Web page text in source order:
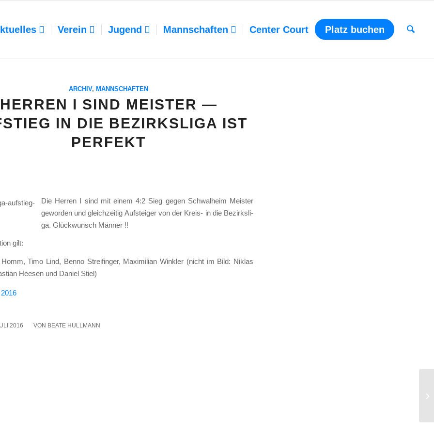
Verein Jugend Mannschaften Center Court Platz buchen
ARCHIV, MANNSCHAFTEN
HERREN I SIND MEISTER —
IN DIE BEZIRKSLIGA IST
PERFEKT
Die Her­ren I sind mit einem 4:2 Sieg gegen Schwal­heim Meis­ter
gewor­den und gleich­zei­tig Auf­stei­ger von der Kreis- in die Bezirks­li­
ga. Glück­wunsch Män­ner !!
gilt:
Timo Lind, Ben­no Strei­fin­ger, Maxi­mi­li­an Wink­ler (nicht im Bild: Niklas
Heesen und Dani­el Stiel)
2016 VON BEATE HULLMANN